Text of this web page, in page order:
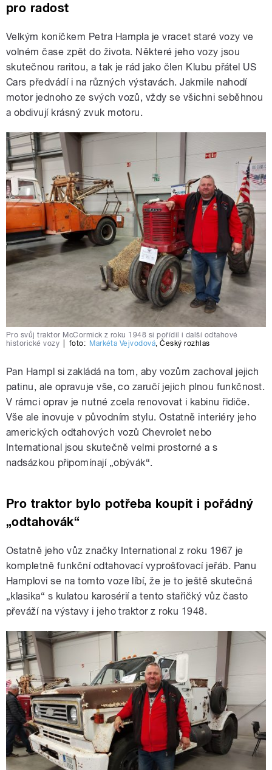
pro radost
Velkým koníčkem Petra Hampla je vracet staré vozy ve
volném čase zpět do života. Některé jeho vozy jsou
skutečnou raritou, a tak je rád jako člen Klubu přátel US
Cars předvádí i na různých výstavách. Jakmile nahodí
motor jednoho ze svých vozů, vždy se všichni seběhnou
a obdivují krásný zvuk motoru.
Pro svůj traktor McCormick z roku 1948 si pořídil i další odtahové
historické vozy
foto: Markéta Vejvodová,Český rozhlas
Pan Hampl si zakládá na tom, aby vozům zachoval jejich
patinu, ale opravuje vše, co zaručí jejich plnou funkčnost.
V rámci oprav je nutné zcela renovovat i kabinu řidiče.
Vše ale inovuje v původním stylu. Ostatně interiéry jeho
amerických odtahových vozů Chevrolet nebo
International jsou skutečně velmi prostorné a s
nadsázkou připomínají „obývák“.
Pro traktor bylo potřeba koupit i pořádný
„odtahovák“
Ostatně jeho vůz značky International z roku 1967 je
kompletně funkční odtahovací vyprošťovací jeřáb. Panu
Hamplovi se na tomto voze líbí, že je to ještě skutečná
„klasika“ s kulatou karosérií a tento stařičký vůz často
převáží na výstavy i jeho traktor z roku 1948.